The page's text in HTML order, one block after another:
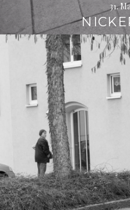
31.